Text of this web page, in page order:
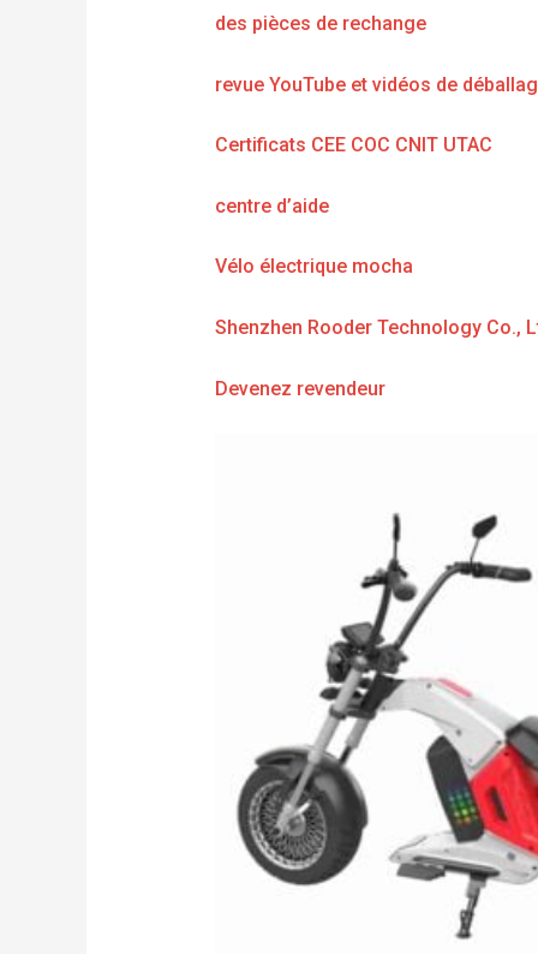
des pièces de rechange
revue YouTube et vidéos de
Certificats CEE COC CNIT UTAC
centre d’aide
Vélo électrique mocha
Shenzhen Rooder Technology Co.,
Devenez revendeur